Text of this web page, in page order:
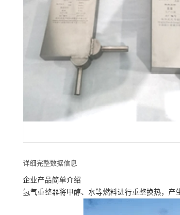
详细完整数据信息
企业产品简单介绍
氢气重整器将甲醇、水等燃料进行重整换热，产